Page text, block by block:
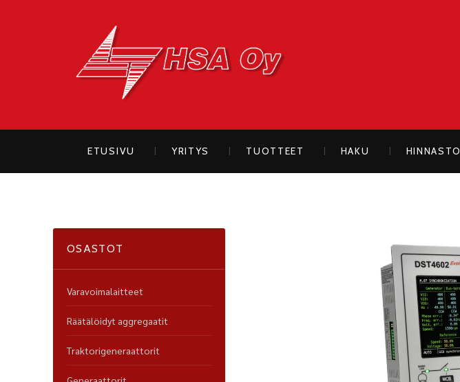
ETUSIVU YRITYS TUOTTEET HAKU HINNASTO
OSASTOT
Varavoimalaitteet
Räätälöidyt aggregaatit
Traktorigeneraattorit